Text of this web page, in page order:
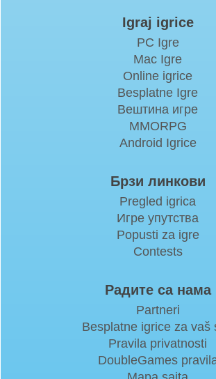
Igraj igrice
PC Igre
Mac Igre
Online igrice
Besplatne Igre
Вештина игре
MMORPG
Android Igrice
Брзи линкови
Pregled igrica
Игре упутства
Popusti za igre
Contests
Радите са нама
Partneri
Besplatne igrice za vaš
Pravila privatnosti
DoubleGames